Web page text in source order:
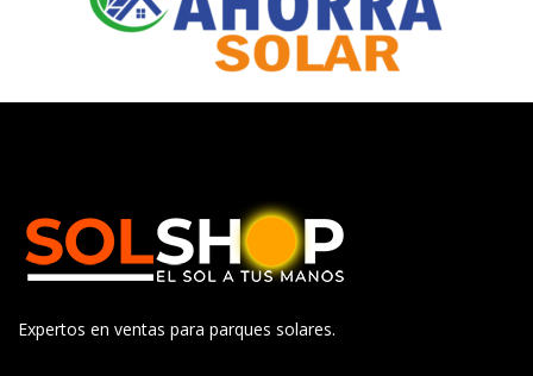
Expertos en ventas para parques solares.